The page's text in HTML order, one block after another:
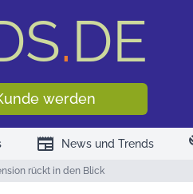
.DE
werden
newspaper News und Trends
rückt in den Blick